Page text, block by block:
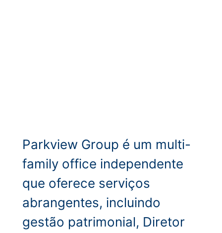
Parkview Group é um multi-
family office independente
que oferece serviços
abrangentes, incluindo
gestão patrimonial, Diretor